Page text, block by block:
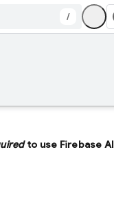
/
to use Firebase AI